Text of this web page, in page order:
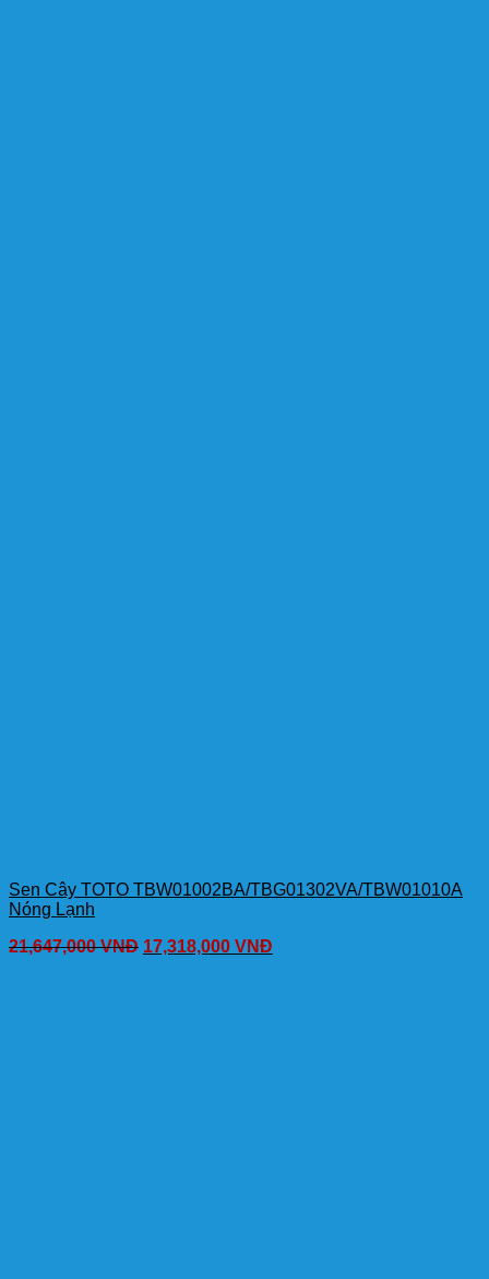
Sen Cây TOTO TBW01002BA/TBG01302VA/TBW01010A
Nóng Lạnh
21,647,000VNĐ 17,318,000 VNĐ